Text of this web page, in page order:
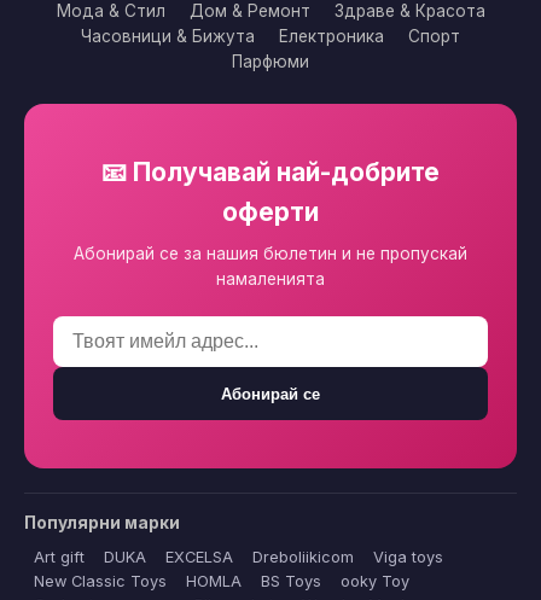
Мода & Стил Дом & Ремонт
Здраве & Красота
Часовници & Бижута
Електроника
Спорт
Парфюми
📧 Получавай най-добрите
оферти
Абонирай се за нашия бюлетин и не пропускай
намаленията
Абонирай се
Популярни марки
Art gift DUKA EXCELSA Dreboliikicom
Viga toys
New Classic Toys
HOMLA BS Toys
ooky Toy